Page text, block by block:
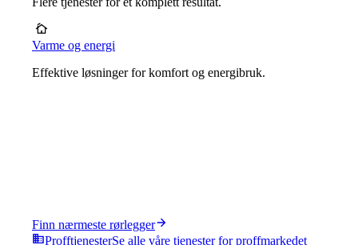
Varme og energi
Effektive løsninger for komfort og energibruk.
Finn nærmeste rørlegger
ProfftjenesterSe alle våre tjenester for proffmarkedet